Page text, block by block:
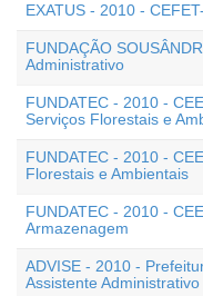
EXATUS - 2010 -
FUNDAÇÃO
Administrativo
FUNDATEC - 2010 -
Serviços Florestais e
FUNDATEC - 2010 -
Florestais e Ambientais
FUNDATEC - 2010 -
Armazenagem
ADVISE - 2010 -
Assistente Administrativo